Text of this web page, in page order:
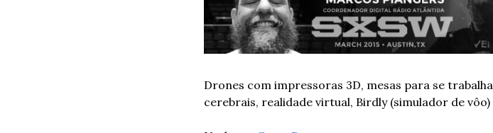
Drones com impressoras 3D, mesas para se
cerebrais, realidade virtual, Birdly (simulador de